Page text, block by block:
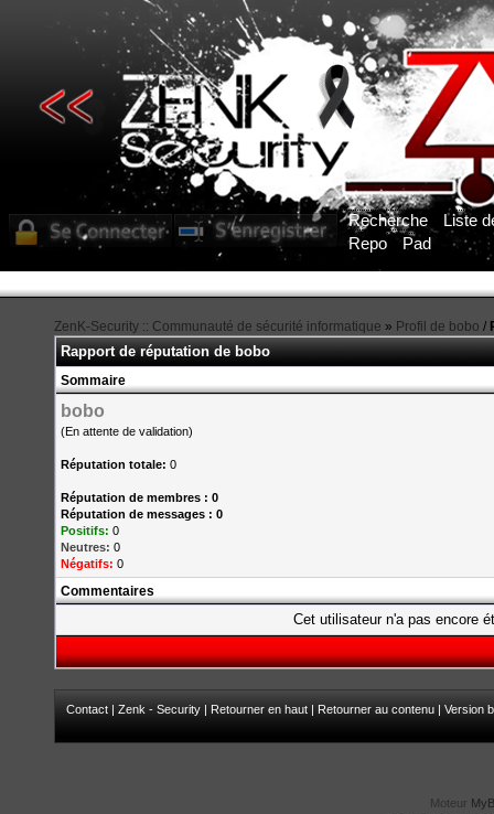
Recherche
Liste
Repo
Pad
ZenK-Security :: Communauté de sécurité informatique » Profil de bobo /
Rapport de réputation de bobo
Sommaire
bobo
(En attente de validation)
Réputation totale: 0
Réputation de membres : 0
Réputation de messages : 0
Positifs: 0
Neutres: 0
Négatifs: 0
Commentaires
Cet utilisateur n'a pas encore
Contact | Zenk - Security | Retourner en haut | Retourner au contenu | Version
Moteur